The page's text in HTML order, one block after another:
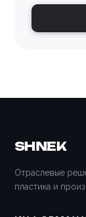
SHNEK
Отраслевые
пластика и